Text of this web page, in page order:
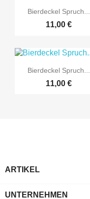
 Vorschau
Bierdeckel Spruch...
11,00 €
 Vorschau
Bierdeckel Spruch...
11,00 €
ARTIKEL
UNTERNEHMEN